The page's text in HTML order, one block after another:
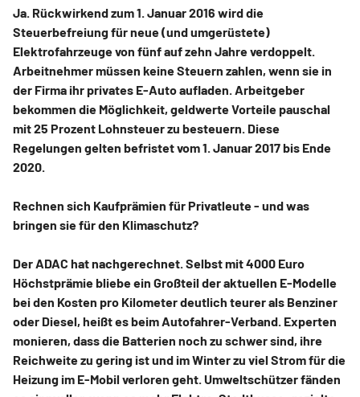
Ja. Rückwirkend zum 1. Januar 2016 wird die
Steuerbefreiung für neue (und umgerüstete)
Elektrofahrzeuge von fünf auf zehn Jahre verdoppelt.
Arbeitnehmer müssen keine Steuern zahlen, wenn sie in
der Firma ihr privates E-Auto aufladen. Arbeitgeber
bekommen die Möglichkeit, geldwerte Vorteile pauschal
mit 25 Prozent Lohnsteuer zu besteuern. Diese
Regelungen gelten befristet vom 1. Januar 2017 bis Ende
2020.
Rechnen sich Kaufprämien für Privatleute - und was
bringen sie für den Klimaschutz?
Der ADAC hat nachgerechnet. Selbst mit 4000 Euro
Höchstprämie bliebe ein Großteil der aktuellen E-Modelle
bei den Kosten pro Kilometer deutlich teurer als Benziner
oder Diesel, heißt es beim Autofahrer-Verband. Experten
monieren, dass die Batterien noch zu schwer sind, ihre
Reichweite zu gering ist und im Winter zu viel Strom für die
Heizung im E-Mobil verloren geht. Umweltschützer fänden